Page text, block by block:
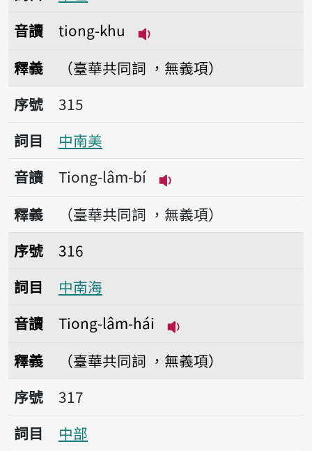
音讀
tiong-khu
釋義
（臺華共同詞 ，無義項）
序號315中南美
序號
315
詞目
中南美
音讀
Tiong-lâm-bí
播放音讀Tiong-lâm-bí
釋義
（臺華共同詞 ，無義項）
序號316中南海
序號
316
詞目
中南海
音讀
Tiong-lâm-hái
釋義
（臺華共同詞 ，無義項）
序號317中部
序號
317
詞目
中部